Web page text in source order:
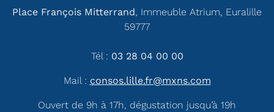
Place François Mitterrand, Immeuble Atrium, Euralille
59777
Tél : 03 28 04 00 00
Mail : consos.lille.fr@mxns.com
Ouvert de 9h à 17h, dégustation jusqu’à 19h